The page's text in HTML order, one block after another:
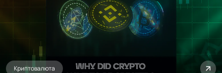
Криптовалюта